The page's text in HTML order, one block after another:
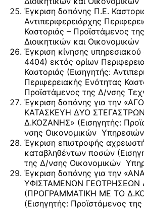
Έγκριση δαπάνης Π.Ε.
Αντιπεριφερειάρχης
Καστοριάς – Προϊστάμενος
Διοικητικών και
Έγκριση κίνησης
4404) εκτός ορίων
Καστοριάς (Εισηγητής:
Περιφερειακής Ενότητας
Προϊστάμενος της Δ/νσης
Έγκριση δαπάνης για την
ΚΑΤΑΣΚΕΥΗ ΔΥΟ
Δ.ΚΟΖΑΝΗΣ» (Εισηγητής:
νσης Οικονομικών
Έγκριση επιστροφής
καταβληθέντων ποσών
της Δ/νσης Οικονομικών
Έγκριση δαπάνης για την
ΥΦΙΣΤΑΜΕΝΩΝ
(ΠΡΟΓΡΑΜΜΑΤΙΚΗ ΜΕ ΤΟ
(Εισηγητής: Προϊστάμενος